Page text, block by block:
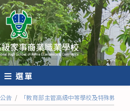
選單
告 / 「教育部主管高級中等學校及特殊教育